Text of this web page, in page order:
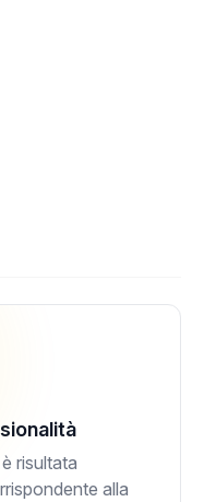
risultata
alla